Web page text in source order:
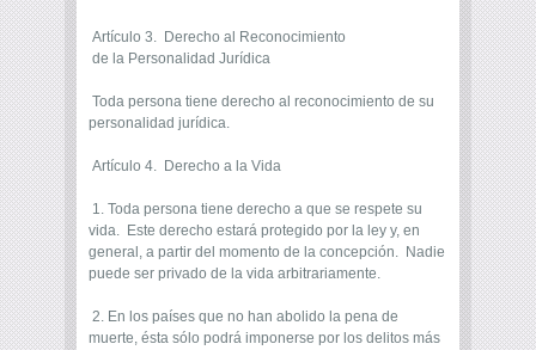
Artículo 3. Derecho al Reconocimiento
de la Personalidad Jurídica
Toda persona tiene derecho al reconocimiento de su
personalidad jurídica.
Artículo 4. Derecho a la Vida
1. Toda persona tiene derecho a que se respete su
vida. Este derecho estará protegido por la ley y, en
general, a partir del momento de la concepción. Nadie
puede ser privado de la vida arbitrariamente.
2. En los países que no han abolido la pena de
muerte, ésta sólo podrá imponerse por los delitos más